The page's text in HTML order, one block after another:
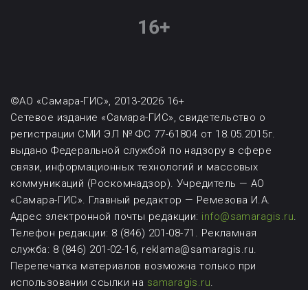
©АО «Самара-ГИС», 2013-2026 16+
Сетевое издание «Самара-ГИС», свидетельство о
регистрации СМИ ЭЛ № ФС 77-61804 от 18.05.2015г.
выдано Федеральной службой по надзору в сфере
связи, информационных технологий и массовых
коммуникаций (Роскомнадзор). Учредитель — АО
«Самара-ГИС». Главный редактор — Ремезова И.А.
Адрес электронной почты редакции: info@samaragis.ru.
Телефон редакции: 8 (846) 201-08-71. Рекламная
служба: 8 (846) 201-02-16, reklama@samaragis.ru.
Перепечатка материалов возможнатолько при
использовании ссылки на samaragis.ru.